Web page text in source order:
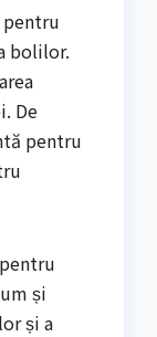
bolilor.
De
pentru
și
și a